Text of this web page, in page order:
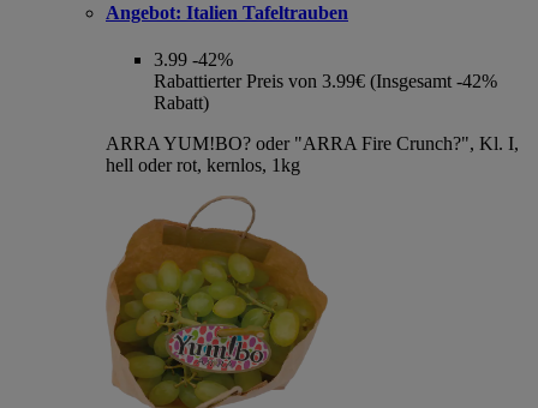
Angebot: Italien Tafeltrauben
3.99 -42%
Rabattierter Preis von 3.99€ (Insgesamt -42%
Rabatt)
ARRA YUM!BO? oder "ARRA Fire Crunch?", Kl. I,
hell oder rot, kernlos, 1kg